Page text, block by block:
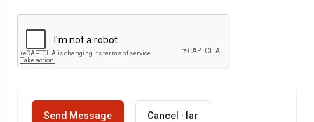
Cancel · lar